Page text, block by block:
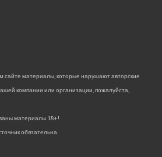
материалы, которые нарушают авторские
компании или организации, пожалуйста,
материалы 18+!
обязательна.